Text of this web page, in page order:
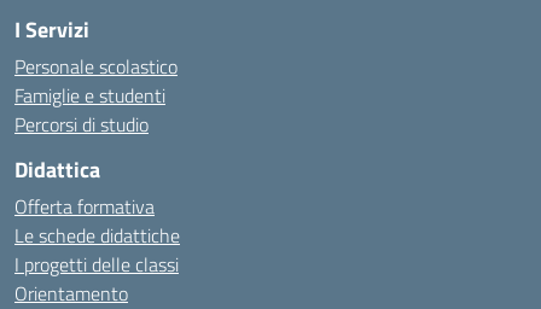
I Servizi
Personale scolastico
Famiglie e studenti
Percorsi di studio
Didattica
Offerta formativa
Le schede didattiche
I progetti delle classi
Orientamento